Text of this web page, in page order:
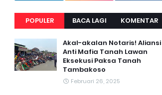
POPULER BACA LAGI KOMENTAR
Akal-akalan Notaris! Aliansi
Anti Mafia Tanah Lawan
Eksekusi Paksa Tanah
Tambakoso
Februari 26, 2025